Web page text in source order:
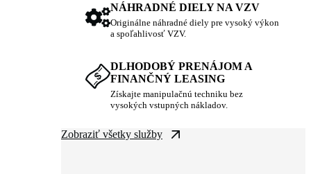
NÁHRADNÉ DIELY NA VZV
Originálne náhradné diely pre vysoký výkon
a spoľahlivosť VZV.
DLHODOBÝ PRENÁJOM A
FINANČNÝ LEASING
Získajte manipulačnú techniku bez
vysokých vstupných nákladov.
Zobraziť všetky služby